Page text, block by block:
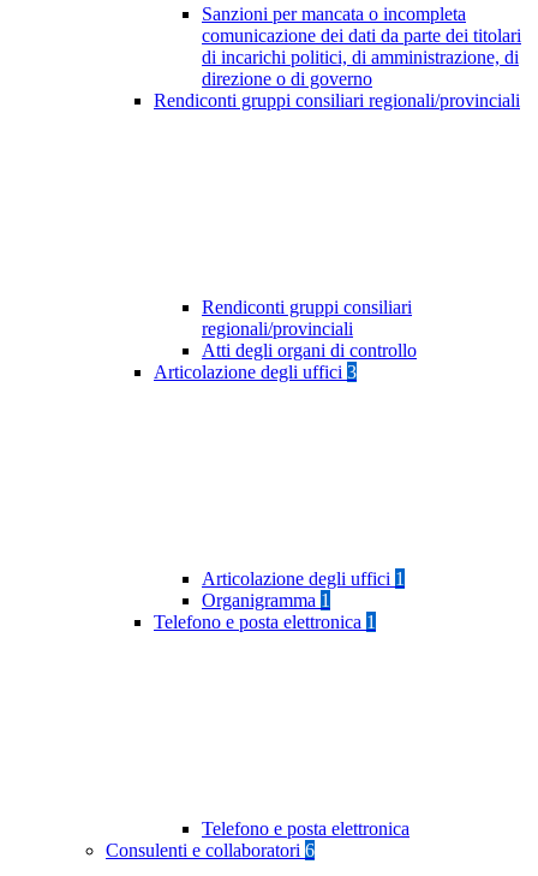
Sanzioni per mancata o incompleta
comunicazione dei dati da parte dei titolari
di incarichi politici, di amministrazione, di
direzione o di governo
Rendiconti gruppi consiliari regionali/provinciali
Rendiconti gruppi consiliari
regionali/provinciali
Atti degli organi di controllo
Articolazione degli uffici 3
Articolazione degli uffici 1
Organigramma 1
Telefono e posta elettronica 1
Telefono e posta elettronica
Consulenti e collaboratori 6